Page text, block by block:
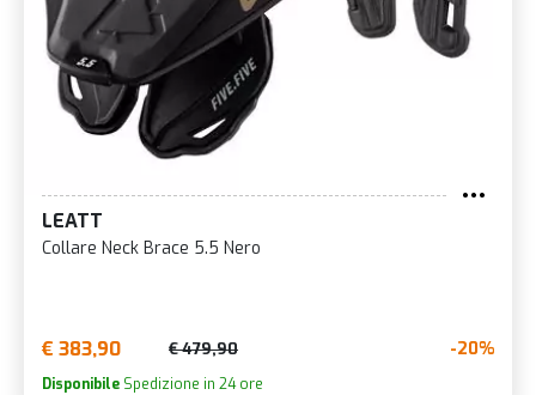
LEATT
Collare Neck Brace 5.5 Nero
€ 383,90 € 479,90 -20%
Disponibile Spedizione in 24 ore